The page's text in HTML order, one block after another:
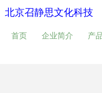
北京召静思文化科技
首页 企业简介 产